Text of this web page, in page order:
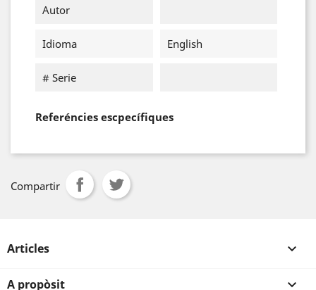
Autor
Idioma English
# Serie
Referéncies escpecífiques
Compartir
Articles 
A propòsit 